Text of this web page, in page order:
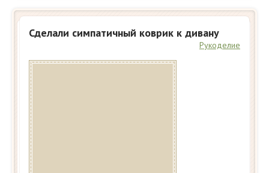
Сделали симпатичный коврик к дивану
Рукоделие